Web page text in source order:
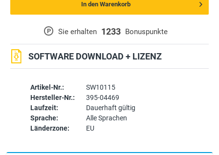
Artikel-Nr.:
SW10115
Hersteller-Nr.:
395-04469
Laufzeit:
Dauerhaft gültig
Sprache:
Alle Sprachen
Länderzone:
EU
P Sie erhalten 1233 Bonuspunkte
SOFTWARE DOWNLOAD + LIZENZ
In den Warenkorb